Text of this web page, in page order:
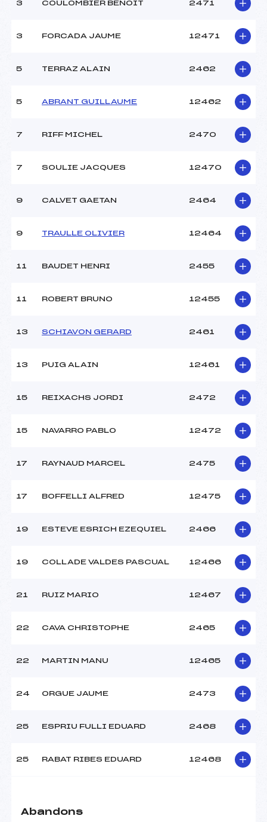
Point Bas :
oui
1000
SEN>V4
3 COULOMBIER BENOIT 2471
3 FORCADA JAUME 12471
5 TERRAZ ALAIN 2462
5 ABRANT GUILLAUME 12462
7 RIFF MICHEL 2470
7 SOULIE JACQUES 12470
9 CALVET GAETAN 2464
9 TRAULLE OLIVIER 12464
11 BAUDET HENRI 2455
11 ROBERT BRUNO 12455
13 SCHIAVON GERARD 2461
13 PUIG ALAIN 12461
15 REIXACHS JORDI 2472
15 NAVARRO PABLO 12472
17 RAYNAUD MARCEL 2475
17 BOFFELLI ALFRED 12475
19 ESTEVE ESRICH EZEQUIEL 2466
19 COLLADE VALDES PASCUAL 12466
21 RUIZ MARIO 12467
22 CAVA CHRISTOPHE 2465
22 MARTIN MANU 12465
24 ORGUE JAUME 2473
25 ESPRIU FULLI EDUARD 2468
25 RABAT RIBES EDUARD 12468
Abandons